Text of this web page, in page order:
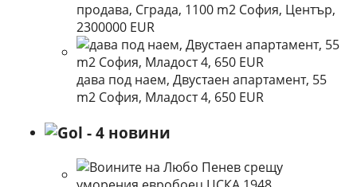
продава, Сграда, 1100 m2 София, Център,
2300000 EUR
дава под наем, Двустаен апартамент, 55
m2 София, Младост 4, 650 EUR